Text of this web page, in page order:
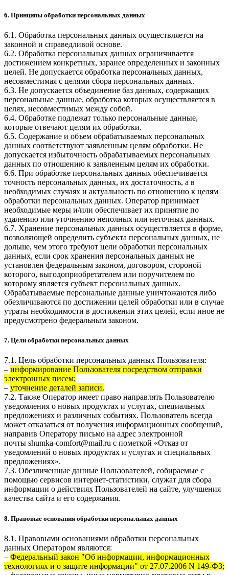
6. Принципы обработки персональных данных
6.1. Обработка персональных данных осуществляется на
законной и справедливой основе.
6.2. Обработка персональных данных ограничивается
достижением конкретных, заранее определенных и законных
целей. Не допускается обработка персональных данных,
несовместимая с целями сбора персональных данных.
6.3. Не допускается объединение баз данных, содержащих
персональные данные, обработка которых осуществляется в
целях, несовместимых между собой.
6.4. Обработке подлежат только персональные данные,
которые отвечают целям их обработки.
6.5. Содержание и объем обрабатываемых персональных
данных соответствуют заявленным целям обработки. Не
допускается избыточность обрабатываемых персональных
данных по отношению к заявленным целям их обработки.
6.6. При обработке персональных данных обеспечивается
точность персональных данных, их достаточность, а в
необходимых случаях и актуальность по отношению к целям
обработки персональных данных. Оператор принимает
необходимые меры и/или обеспечивает их принятие по
удалению или уточнению неполных или неточных данных.
6.7. Хранение персональных данных осуществляется в форме,
позволяющей определить субъекта персональных данных, не
дольше, чем этого требуют цели обработки персональных
данных, если срок хранения персональных данных не
установлен федеральным законом, договором, стороной
которого, выгодоприобретателем или поручителем по
которому является субъект персональных данных.
Обрабатываемые персональные данные уничтожаются либо
обезличиваются по достижении целей обработки или в случае
утраты необходимости в достижении этих целей, если иное не
предусмотрено федеральным законом.
7. Цели обработки персональных данных
7.1. Цель обработки персональных данных Пользователя:
– информирование Пользователя посредством отправки
электронных писем;
– уточнение деталей записи.
7.2. Также Оператор имеет право направлять Пользователю
уведомления о новых продуктах и услугах, специальных
предложениях и различных событиях. Пользователь всегда
может отказаться от получения информационных сообщений,
направив Оператору письмо на адрес электронной
почты shumka-comfort@mail.ru с пометкой «Отказ от
уведомлений о новых продуктах и услугах и специальных
предложениях».
7.3. Обезличенные данные Пользователей, собираемые с
помощью сервисов интернет-статистики, служат для сбора
информации о действиях Пользователей на сайте, улучшения
качества сайта и его содержания.
8. Правовые основания обработки персональных данных
8.1. Правовыми основаниями обработки персональных
данных Оператором являются:
– Федеральный закон "Об информации, информационных
технологиях и о защите информации" от 27.07.2006 N 149-ФЗ;